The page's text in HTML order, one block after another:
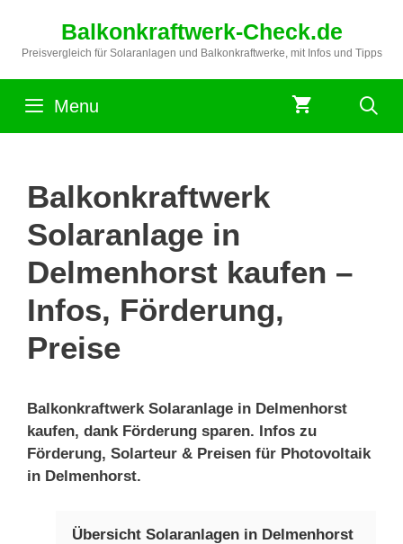
springen
Balkonkraftwerk-Check.de
Preisvergleich für Solaranlagen und Balkonkraftwerke, mit Infos und Tipps
Menu
Balkonkraftwerk
Solaranlage in
Delmenhorst kaufen –
Infos, Förderung,
Preise
Balkonkraftwerk Solaranlage in Delmenhorst
kaufen, dank Förderung sparen. Infos zu
Förderung, Solarteur & Preisen für Photovoltaik
in Delmenhorst.
Übersicht Solaranlagen in Delmenhorst